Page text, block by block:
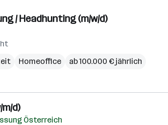
/ Headhunting (m/w/d)
Homeoffice ab 100.000 € jährlich
d)
Österreich